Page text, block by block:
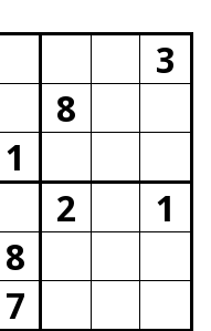
3
8
1
2
1
8
7